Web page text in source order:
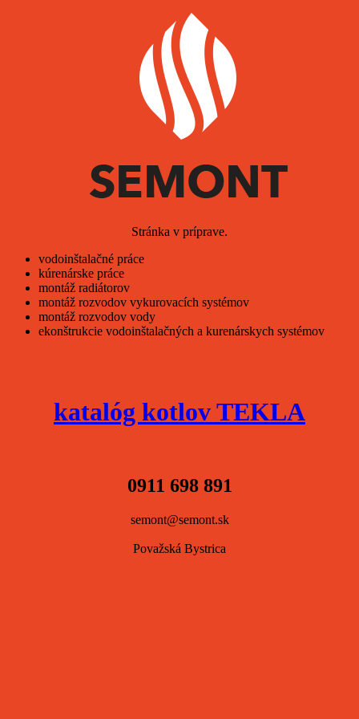
Stránka v príprave.
vodoinštalačné práce
kúrenárske práce
montáž radiátorov
montáž rozvodov vykurovacích systémov
montáž rozvodov vody
ekonštrukcie vodoinštalačných a kurenárskych systémov
katalóg kotlov TEKLA
0911 698 891
semont@semont.sk
Považská Bystrica